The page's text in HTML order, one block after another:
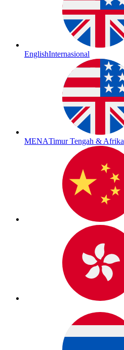
EnglishInternasional
MENATimur Tengah & Afrika